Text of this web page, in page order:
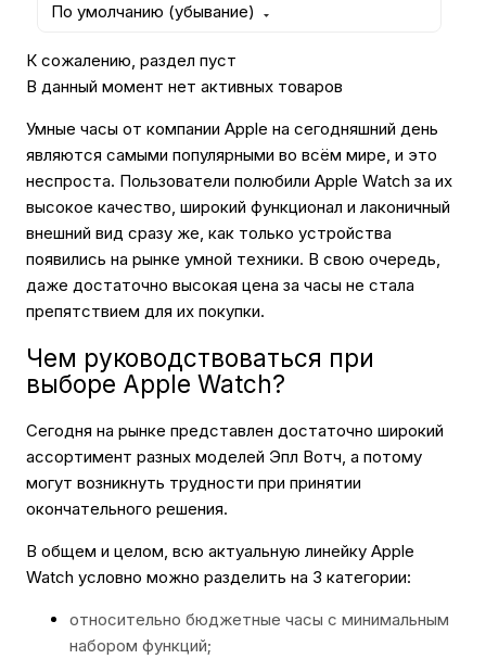
Сервисный центр Apple в Самаре
Подарочные сертификаты
Аудио
По умолчанию (убывание)
К сожалению, раздел пуст
В данный момент нет активных товаров
Умные часы от компании Apple на сегодняшний день
являются самыми популярными во всём мире, и это
неспроста. Пользователи полюбили Apple Watch за их
высокое качество, широкий функционал и лаконичный
внешний вид сразу же, как только устройства
появились на рынке умной техники. В свою очередь,
даже достаточно высокая цена за часы не стала
препятствием для их покупки.
Чем руководствоваться при
выборе Apple Watch?
Сегодня на рынке представлен достаточно широкий
ассортимент разных моделей Эпл Вотч, а потому
могут возникнуть трудности при принятии
окончательного решения.
В общем и целом, всю актуальную линейку Apple
Watch условно можно разделить на 3 категории:
относительно бюджетные часы с минимальным
набором функций;